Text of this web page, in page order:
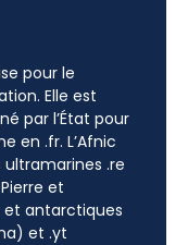
pour le
Elle est
par l’État pour
en .fr. L’Afnic
.re
et
et antarctiques
et .yt